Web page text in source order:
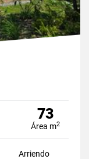
73
Área m2
Arriendo